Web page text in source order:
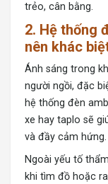
trẻo, cân bằng.
2. Hệ thống
nên khác
Ánh sáng trong
người ngồi, đặc
hệ thống đèn
xe hay taplo sẽ
và đầy cảm hứng.
Ngoài yếu tố
khi tìm đồ hoặc